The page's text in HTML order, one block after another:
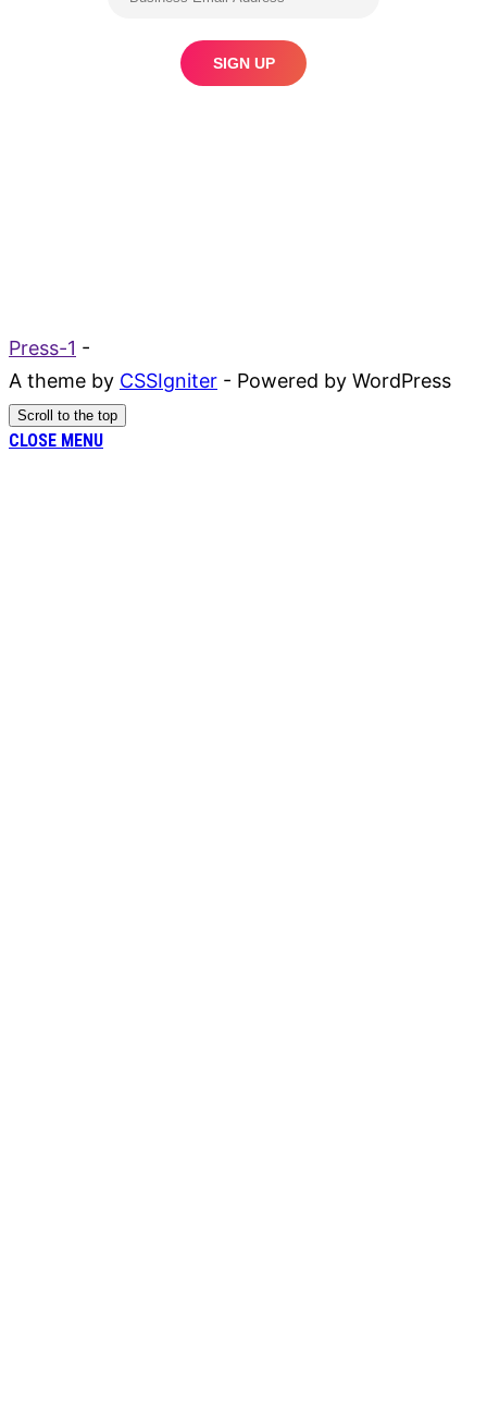
Press-1 -
A theme by CSSIgniter - Powered by WordPress
Scroll to the top
CLOSE MENU